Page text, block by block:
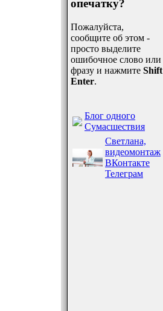
опечатку?
Пожалуйста,
сообщите об этом -
просто выделите
ошибочное слово или
фразу и нажмите Shift
Enter.
Блог одного
Сумасшествия
Светлана,
видеомонтаж
ВКонтакте
Телеграм